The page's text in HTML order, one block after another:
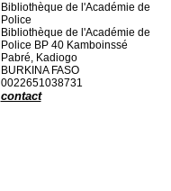
Bibliothèque de l'Académie de
Police
Bibliothèque de l'Académie de
Police BP 40 Kamboinssé
Pabré, Kadiogo
BURKINA FASO
0022651038731
contact